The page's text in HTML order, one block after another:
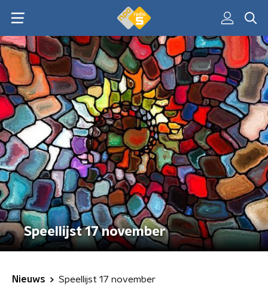
Speellijst 17 november
Nieuws Speellijst 17 november